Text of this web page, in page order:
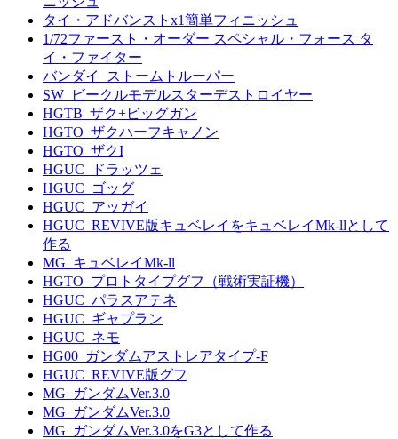
タイ・アドバンストx1簡単フィニッシュ
1/72ファースト・オーダー スペシャル・フォース タ
イ・ファイター
バンダイ_ストームトルーパー
SW_ビークルモデルスターデストロイヤー
HGTB_ザク+ビッグガン
HGTO_ザクハーフキャノン
HGTO_ザクI
HGUC_ドラッツェ
HGUC_ゴッグ
HGUC_アッガイ
HGUC_REVIVE版キュベレイをキュベレイMk-llとして
作る
MG_キュベレイMk-ll
HGTO_プロトタイプグフ（戦術実証機）
HGUC_パラスアテネ
HGUC_ギャプラン
HGUC_ネモ
HG00_ガンダムアストレアタイプ-F
HGUC_REVIVE版グフ
MG_ガンダムVer.3.0
MG_ガンダムVer.3.0
MG_ガンダムVer.3.0をG3として作る